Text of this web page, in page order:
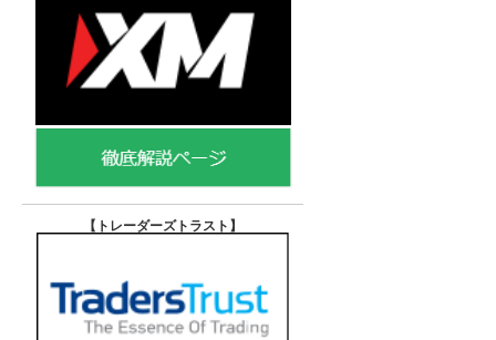
【トレーダーズトラスト 】